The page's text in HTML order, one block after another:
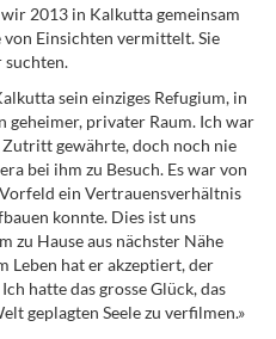
2013 in Kalkutta gemeinsam
von Einsichten vermittelt. Sie
suchten.
sein einziges Refugium, in
geheimer, privater Raum. Ich war
gewährte, doch noch nie
bei ihm zu Besuch. Es war von
ein Vertrauensverhältnis
konnte. Dies ist uns
zu Hause aus nächster Nähe
Leben hat er akzeptiert, der
hatte das grosse Glück, das
geplagten Seele zu verfilmen.»